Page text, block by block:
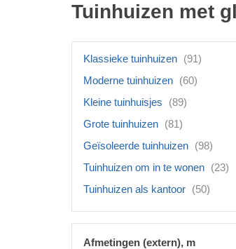
Tuinhuizen met
Klassieke tuinhuizen (91)
Moderne tuinhuizen (60)
Kleine tuinhuisjes
(89)
Grote tuinhuizen (81)
Geïsoleerde tuinhuizen (98)
Tuinhuizen om in te wonen (23)
Tuinhuizen als kantoor (50)
Afmetingen (extern), m